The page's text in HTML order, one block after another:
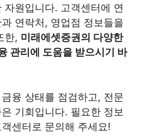
원입니다. 고객센터에 연
연락처, 영업점 정보들을
한, 미래에셋증권의 다양한
관리에 도움을 받으시기 바
융 상태를 점검하고, 전문
기회입니다. 필요한 정보
센터로 문의해 주세요!